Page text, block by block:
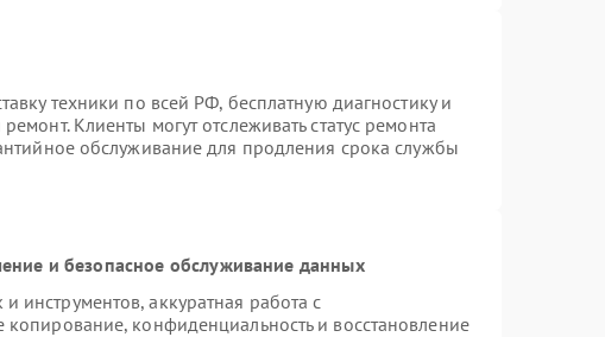
техники по всей РФ, бесплатную диагностику и
Клиенты могут отслеживать статус ремонта
обслуживание для продления срока службы
и безопасное обслуживание данных
аккуратная работа с
конфиденциальность и восстановление